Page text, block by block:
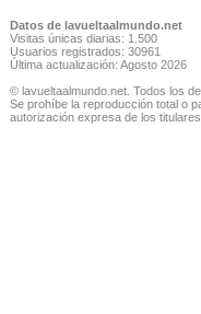
Datos de lavueltaalmundo.net
Visitas únicas diarias: 1.500
Usuarios registrados: 30961
Última actualización: Agosto 2026
© lavueltaalmundo.net. Todos los
Se prohíbe la reproducción total o
autorización expresa de los titulares.